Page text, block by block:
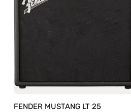
FENDER MUSTANG LT 25